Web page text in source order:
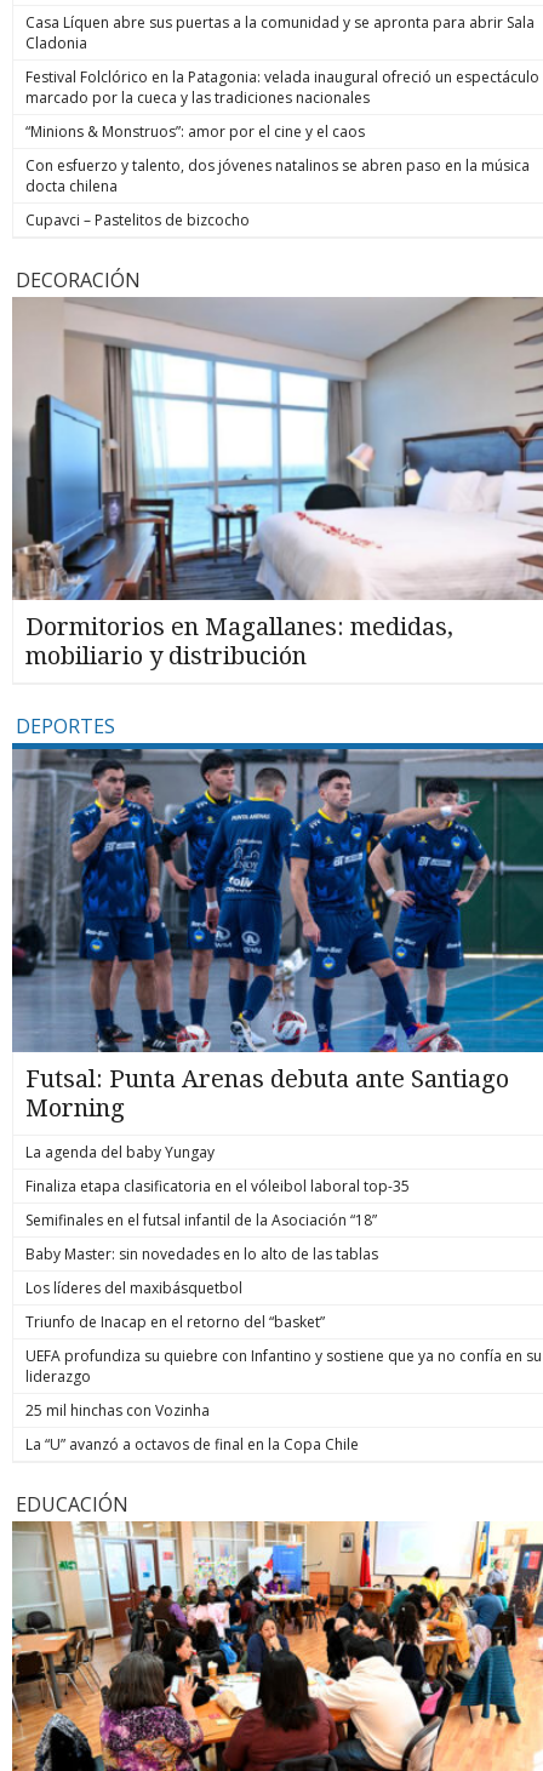
Casa Líquen abre sus puertas a la comunidad y se apronta para abrir Sala
Cladonia
Festival Folclórico en la Patagonia: velada inaugural ofreció un espectáculo
marcado por la cueca y las tradiciones nacionales
“Minions & Monstruos”: amor por el cine y el caos
Con esfuerzo y talento, dos jóvenes natalinos se abren paso en la música
docta chilena
Cupavci – Pastelitos de bizcocho
DECORACIÓN
Dormitorios en Magallanes: medidas,
mobiliario y distribución
DEPORTES
Futsal: Punta Arenas debuta ante Santiago
Morning
La agenda del baby Yungay
Finaliza etapa clasificatoria en el vóleibol laboral top-35
Semifinales en el futsal infantil de la Asociación “18”
Baby Master: sin novedades en lo alto de las tablas
Los líderes del maxibásquetbol
Triunfo de Inacap en el retorno del “basket”
UEFA profundiza su quiebre con Infantino y sostiene que ya no confía en su
liderazgo
25 mil hinchas con Vozinha
La “U” avanzó a octavos de final en la Copa Chile
EDUCACIÓN